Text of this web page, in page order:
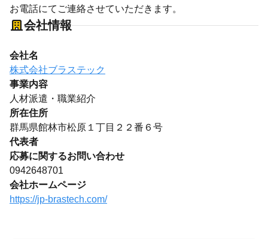
お電話にてご連絡させていただきます。
会社情報
会社名
株式会社ブラステック
事業内容
人材派遣・職業紹介
所在住所
群馬県館林市松原１丁目２２番６号
代表者
応募に関するお問い合わせ
0942648701
会社ホームページ
https://jp-brastech.com/